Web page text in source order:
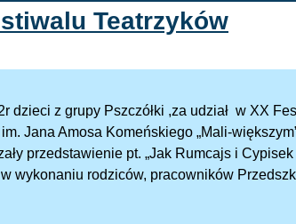
Teatrzyków
dzieci z grupy Pszczółki ,za udział w XX
Jana Amosa Komeńskiego „Mali-
przedstawienie pt. „Jak Rumcajs i
wykonaniu rodziców, pracowników